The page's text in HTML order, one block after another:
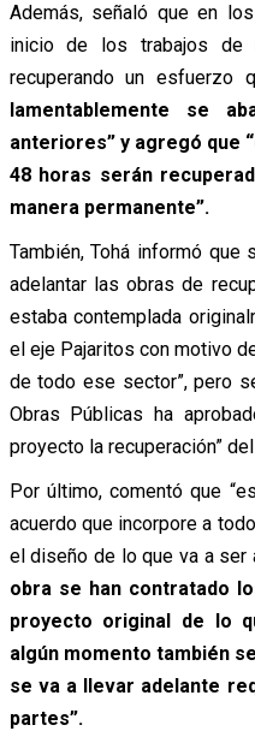
Además, señaló que en
inicio de los trabajos de
recuperando un
lamentablemente se
anteriores” y agregó que
48 horas serán
manera permanente”.
También, Tohá informó que
adelantar las obras de
estaba contemplada
el eje Pajaritos con motivo
de todo ese sector”, pero
Obras Públicas ha
proyecto la recuperación”
Por último, comentó que
acuerdo que incorpore a
el diseño de lo que va a ser
obra se han contratado
proyecto original de lo
algún momento también
se va a llevar adelante
partes”.